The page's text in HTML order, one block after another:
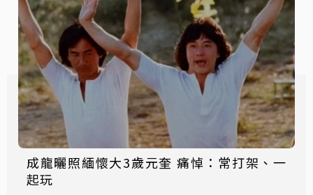
成龍曬照緬懷大3歲元奎 痛悼：常打架、一
起玩